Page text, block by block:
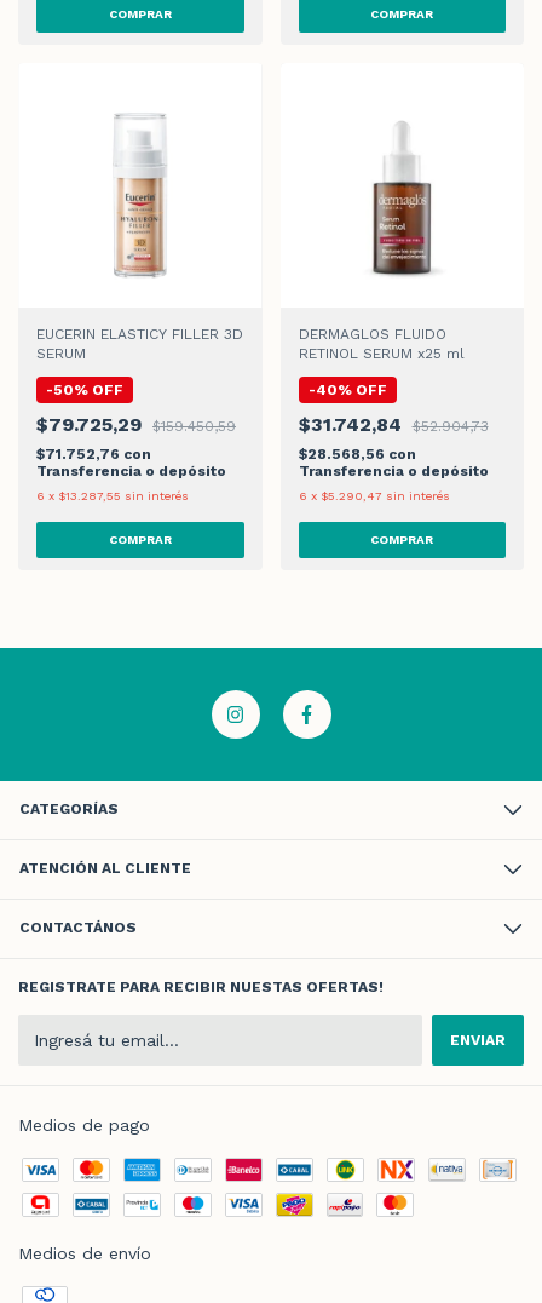
EUCERIN ELASTICY FILLER 3D
SERUM
-50% OFF
$79.725,29
$159.450,59
$71.752,76 con
Transferencia o depósito
6 x $13.287,55 sin interés
DERMAGLOS FLUIDO
RETINOL SERUM x25 ml
-40% OFF
$31.742,84
$52.904,73
$28.568,56 con
Transferencia o depósito
6 x $5.290,47 sin interés
CATEGORÍAS
ATENCIÓN AL CLIENTE
CONTACTÁNOS
REGISTRATE PARA RECIBIR NUESTAS OFERTAS!
Medios de pago
Medios de envío